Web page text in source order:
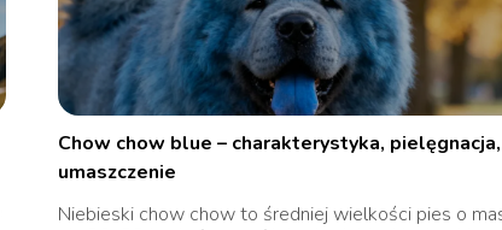
Chow chow blue – charakterystyka, pielęgnacja,
umaszczenie
Niebieski chow chow to średniej wielkości pies o